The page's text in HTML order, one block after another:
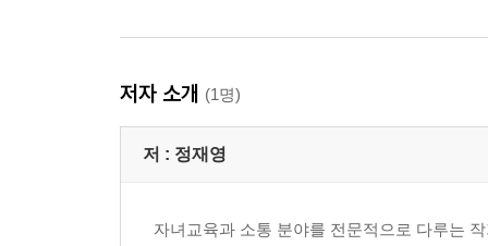
“꼴 보기 싫어, 저리 가”
“우리 형편에 그건 못 사”
열등감을 키우는 말
저자 소개 (1명)
저 : 정재영
자녀교육과 소통 분야를 전문적으로 다루는